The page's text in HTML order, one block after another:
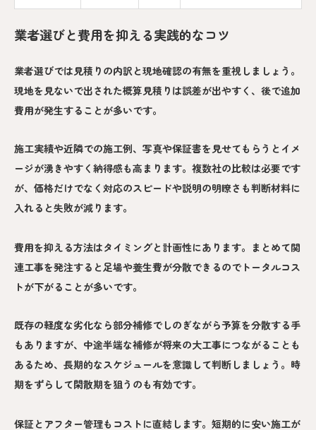
業者選びと費用を抑える実践的なコツ
業者選びでは見積りの内訳と現地確認の有無を重視しましょう。
現地を見ないで出された概算見積りは誤差が出やすく、後で追加
費用が発生することが多いです。
施工実績や近隣での施工例、写真や保証書を見せてもらうとイメ
ージが湧きやすく納得感も高まります。複数社の比較は必要です
が、価格だけでなく対応のスピードや説明の明瞭さも判断材料に
入れると失敗が減ります。
費用を抑える方法はタイミングと計画性にあります。まとめて関
連工事を発注すると足場や養生費が分散できるのでトータルコス
トが下がることが多いです。
既存の軽度な劣化なら部分補修でしのぎながら予算を分散する手
もありますが、中途半端な補修が将来の大工事につながることも
あるため、長期的なスケジュールを意識して判断しましょう。時
期をずらして閑散期を狙うのも有効です。
保証とアフター管理もコストに直結します。短期的に安い施工が